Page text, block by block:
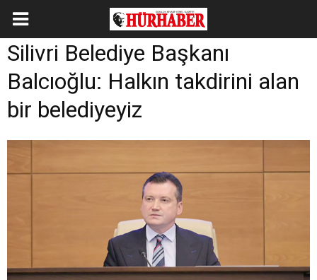
Silivri Belediye Başkanı
Balcıoğlu: Halkın takdirini alan
bir belediyeyiz